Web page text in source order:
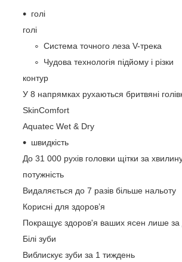
голі
голі
Система точного леза V-трека
Чудова технологія підйому і різки
контур
У 8 напрямках рухаються бритвяні
SkinComfort
Aquatec Wet & Dry
швидкість
До 31 000 рухів головки щітки за
потужність
Видаляється до 7 разів більше нальоту
Корисні для здоров’я
Покращує здоров'я ваших ясен лише за
Білі зуби
Виблискує зуби за 1 тиждень